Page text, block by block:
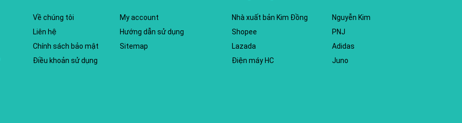
Về chúng tôi
Liên hệ
Chính sách bảo mật
Điều khoản sử dụng
My account
Hướng dẫn sử dụng
Sitemap
Nhà xuất bản Kim Đồng
Shopee
Lazada
Điện máy HC
Nguyễn Kim
PNJ
Adidas
Juno